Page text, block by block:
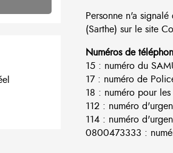
Personne n'a
(Sarthe) sur le site
Numéros de
15 : numéro du
17 : numéro de
18 : numéro pour
112 : numéro
114 : numéro
0800473333 :